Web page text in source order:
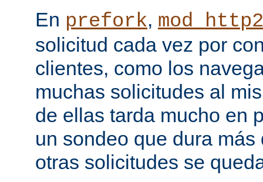
En prefork, mod_http2
solicitud cada vez por
clientes, como los
muchas solicitudes al
de ellas tarda mucho en
un sondeo que dura
otras solicitudes se